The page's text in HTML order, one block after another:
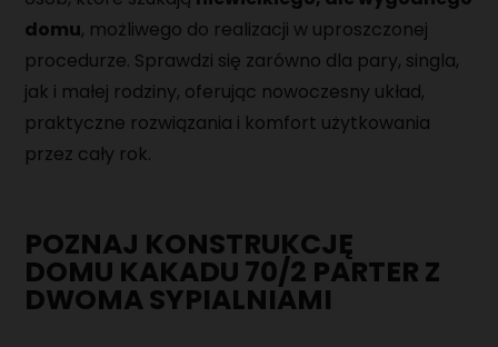
domu, możliwego do realizacji w uproszczonej
procedurze. Sprawdzi się zarówno dla pary, singla,
jak i małej rodziny, oferując nowoczesny układ,
praktyczne rozwiązania i komfort użytkowania
przez cały rok.
POZNAJ KONSTRUKCJĘ
DOMU KAKADU 70/2 PARTER Z
DWOMA SYPIALNIAMI